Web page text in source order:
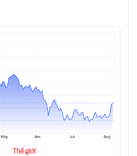
Thế giới